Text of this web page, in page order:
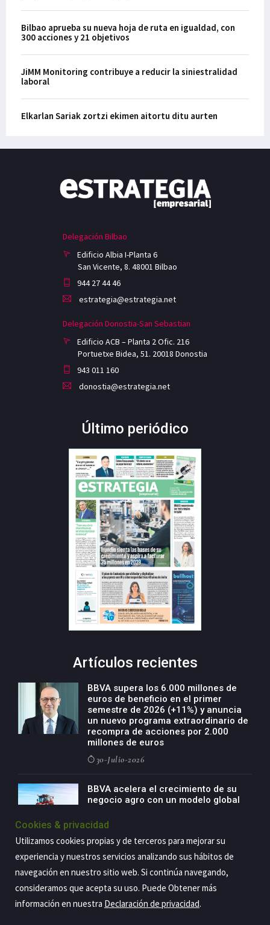
Bilbao aprueba su nueva hoja de ruta en igualdad, con
300 acciones y 21 objetivos
JiMM Monitoring contribuye a reducir la siniestralidad
laboral
Elkarlan Sariak zortzi ekimen aitortu ditu aurten
Delegación Bilbao
Edificio Albia I-Planta 6
San Vicente, 8. 48001 Bilbao
944 27 44 46
estrategia@estrategia.net
Delegación Donostia-San Sebastian
Edificio ACB – Planta 2 Ofic. 216
Portuetxe Bidea, 51. 20018 Donostia
943 011 160
donostia@estrategia.net
Último periódico
Artículos recientes
BBVA supera los 6.000 millones de
euros de beneficio en el primer
semestre de 2026 (+11%) y anuncia
un nuevo programa extraordinario de
recompra de acciones por 2.000
millones de euros
30-Julio-2026
BBVA acelera el crecimiento de su
negocio agro con un modelo global
países
29-Julio-2026
Copyright@2026 Estrategia Empresarial
Cookies & privacidad
Utilizamos cookies propias y de terceros para mejorar su
experiencia y nuestros servicios analizando sus hábitos de
navegación en nuestro sitio web. Si continúa navegando,
consideramos que acepta su uso. Puede Obtener más
información en nuestra Declaración de privacidad.